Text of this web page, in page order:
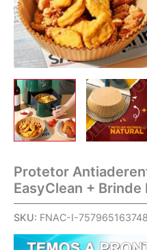
Protetor
EasyClean + Brinde
SKU: FNAC-I-